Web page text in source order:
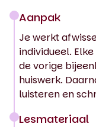
Aanpak
Je werkt
individueel.
de vorige
huiswerk.
luisteren en
Lesmateriaal